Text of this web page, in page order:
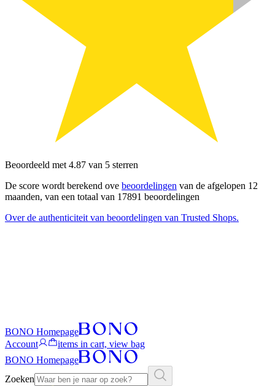
Beoordeeld met 4.87 van 5 sterren
De score wordt berekend ove beoordelingen van de afgelopen 12
maanden, van een totaal van 17891 beoordelingen
Over de authenticiteit van beoordelingen van Trusted Shops.
BONO Homepage
Account
items in cart, view bag
BONO Homepage
Zoeken